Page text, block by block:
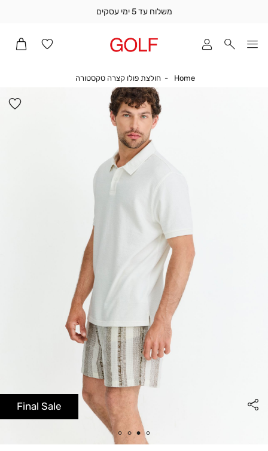
משלוח עד 5 ימי עסקים
Home
Homeחולצת פולו קצרה טקסטורה
Final Sale